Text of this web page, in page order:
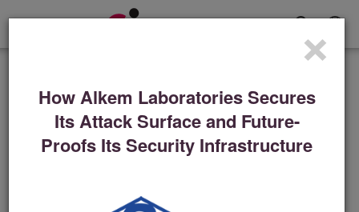
×
How Alkem Laboratories Secures
Its Attack Surface and Future-
Proofs Its Security Infrastructure
덴버 브롱코스에게 수비는
승리 전략입니다.
“기술은 무엇보다도 중요하지만 사람도 중요합니